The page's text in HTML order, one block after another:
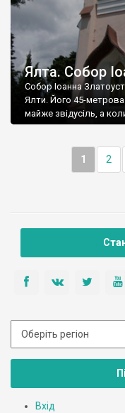
Ялта. Собор
Собор Іоанна
Ялти. Його 45-метрова
майже звідусіль, а
1 2
Вхід